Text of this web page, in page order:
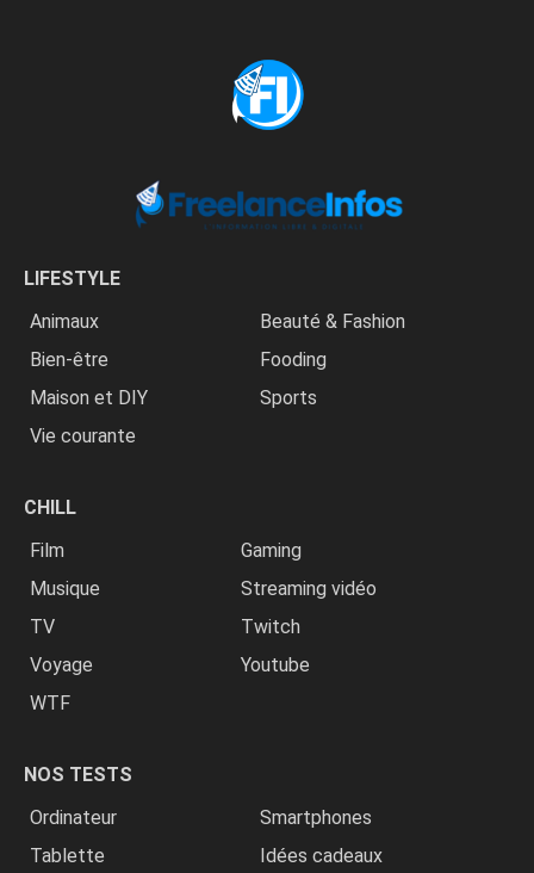
LIFESTYLE
Animaux
Beauté & Fashion
Bien-être
Fooding
Maison et DIY
Sports
Vie courante
CHILL
Film
Gaming
Musique
Streaming vidéo
TV
Twitch
Voyage
Youtube
WTF
NOS TESTS
Ordinateur
Smartphones
Tablette
Idées cadeaux